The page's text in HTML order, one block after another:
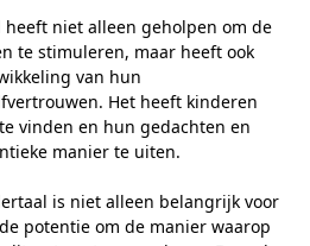
niet alleen geholpen om de
te stimuleren, maar heeft ook
van hun
Het heeft kinderen
vinden en hun gedachten en
manier te uiten.
is niet alleen belangrijk voor
potentie om de manier waarop